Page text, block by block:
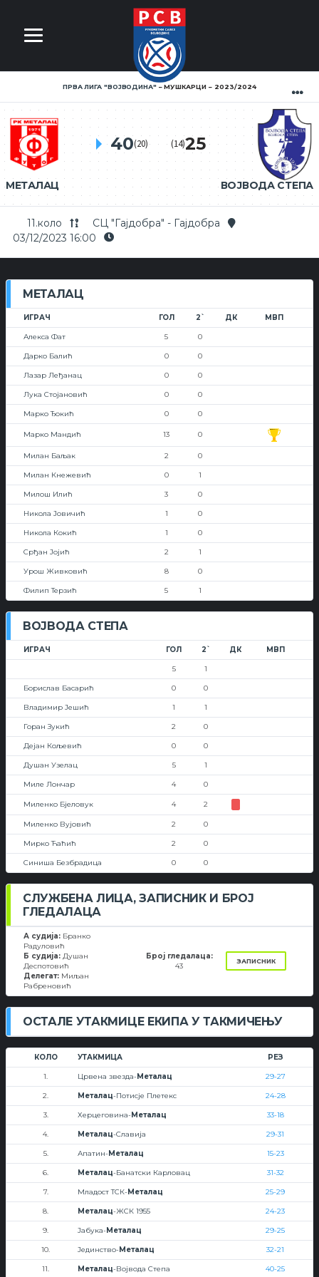
ПРВА ЛИГА ''ВОЈВОДИНА'' МУШКАРЦИ 2023/2024
МЕТАЛАЦ
40(20)
ВОЈВОДА СТЕПА
(14)25
11.коло
СЦ "Гајдобра" - Гајдобра
03/12/2023 16:00
МЕТАЛАЦ
ИГРАЧ ГОЛ 2` ДК МВП
Алекса Фат 5 0
Дарко Балић 0 0
Лазар Леђанац 0 0
Лука Стојановић 0 0
Марко Ђокић 0 0
Марко Мандић 13 0
Милан Баљак 2 0
Милан Кнежевић 0 1
Милош Илић 3 0
Никола Јовичић 1 0
Никола Кокић 1 0
Срђан Јојић 2 1
Урош Живковић 8 0
Филип Терзић 5 1
ВОЈВОДА СТЕПА
ИГРАЧ ГОЛ 2` ДК МВП
5 1
Борислав Басарић 0 0
Владимир Јешић 1 1
Горан Зукић 2 0
Дејан Кољевић 0 0
Душан Узелац 5 1
Миле Лончар 4 0
Миленко Бјеловук 4 2
Миленко Вујовић 2 0
Мирко Ћаћић 2 0
Синиша Безбрадица 0 0
СЛУЖБЕНА ЛИЦА, ЗАПИСНИК И БРОЈ
ГЛЕДАЛАЦА
А судија: Бранко
Радуловић
Б судија: Душан
Деспотовић
Делегат: Миљан
Рабреновић
Број гледалаца:
43
ЗАПИСНИК
ОСТАЛЕ УТАКМИЦЕ ЕКИПА У ТАКМИЧЕЊУ
КОЛО УТАКМИЦА РЕЗ
1. Црвена звезда-Металац 29-27
2. Металац-Потисје Плетекс 24-28
3. Херцеговина-Металац 33-18
4. Металац-Славија 29-31
5. Апатин-Металац 15-23
6. Металац-Банатски Карловац 31-32
7. Младост ТСК-Металац 25-29
8. Металац-ЖСК 1955 24-23
9. Јабука-Металац 29-25
10. Јединство-Металац 32-21
11. Металац-Војвода Степа 40-25